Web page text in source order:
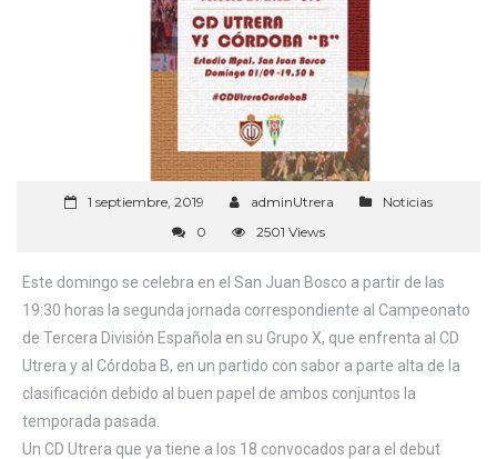
1 septiembre, 2019 adminUtrera
Noticias
0
2501 Views
Este domingo se celebra en el San Juan Bosco a partir de las
19:30 horas la segunda jornada correspondiente al Campeonato
de Tercera División Española en su Grupo X, que enfrenta al CD
Utrera y al Córdoba B, en un partido con sabor a parte alta de la
clasificación debido al buen papel de ambos conjuntos la
temporada pasada.
Un CD Utrera que ya tiene a los 18 convocados para el debut